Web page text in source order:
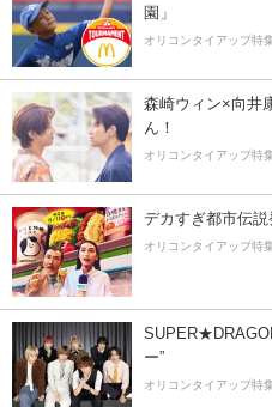
園」
オリコンタイアップ特
森崎ウィン×向井
ん！
オリコンタイアップ特
デカすぎ都市伝
オリコンタイアップ特
ー”
オリコンタイアップ特